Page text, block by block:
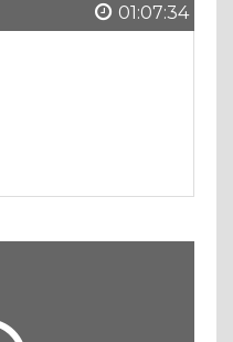
01:07:34